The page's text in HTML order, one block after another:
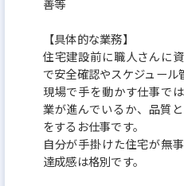
■弊社の強み：
多様化するニーズやライ
に合った、オリジナリテ
住まいづくりを実現して
体制」で 用地の取得／開
【具体的な業務】
住宅建設前に職人さんに
で安全確認やスケジュール
現場で手を動かす仕事で
業が進んでいるか、品質
をするお仕事です。
自分が手掛けた住宅が無
達成感は格別です。